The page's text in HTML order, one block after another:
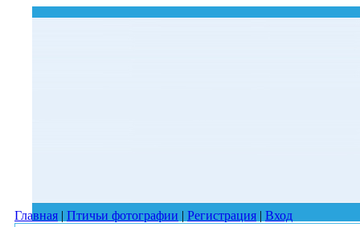
Главная | Птичьи фотографии | Регистрация | Вход